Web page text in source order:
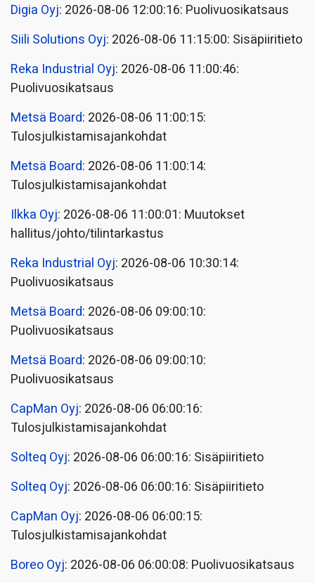
Digia Oyj: 2026-08-06 12:00:16: Puolivuosikatsaus
Siili Solutions Oyj: 2026-08-06 11:15:00: Sisäpiiritieto
Reka Industrial Oyj: 2026-08-06 11:00:46:
Puolivuosikatsaus
Metsä Board: 2026-08-06 11:00:15:
Tulosjulkistamisajankohdat
Metsä Board: 2026-08-06 11:00:14:
Tulosjulkistamisajankohdat
Ilkka Oyj: 2026-08-06 11:00:01: Muutokset
hallitus/johto/tilintarkastus
Reka Industrial Oyj: 2026-08-06 10:30:14:
Puolivuosikatsaus
Metsä Board: 2026-08-06 09:00:10:
Puolivuosikatsaus
Metsä Board: 2026-08-06 09:00:10:
Puolivuosikatsaus
CapMan Oyj: 2026-08-06 06:00:16:
Tulosjulkistamisajankohdat
Solteq Oyj: 2026-08-06 06:00:16: Sisäpiiritieto
Solteq Oyj: 2026-08-06 06:00:16: Sisäpiiritieto
CapMan Oyj: 2026-08-06 06:00:15:
Tulosjulkistamisajankohdat
Boreo Oyj: 2026-08-06 06:00:08: Puolivuosikatsaus